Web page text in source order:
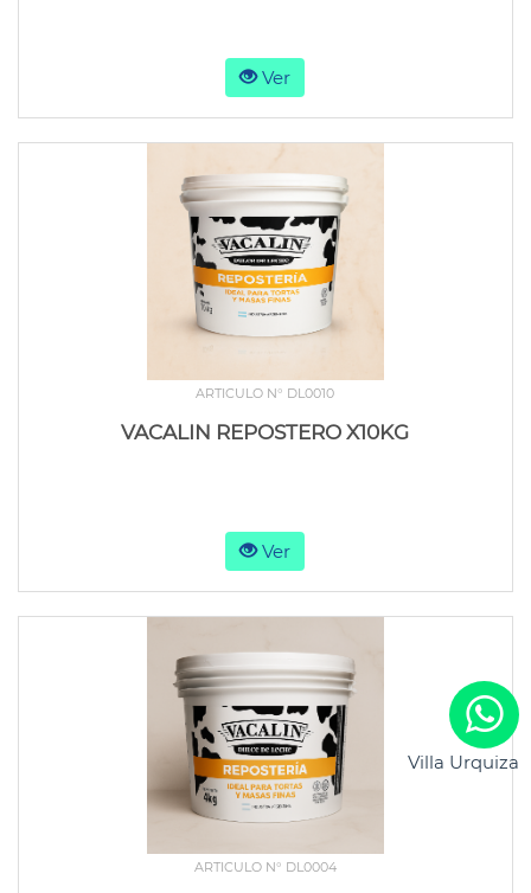
Villa Urquiza
Ver
ARTICULO N° DL0010
VACALIN REPOSTERO X10KG
Ver
ARTICULO N° DL0004